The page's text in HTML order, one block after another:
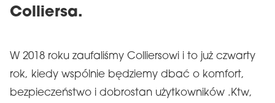
Colliersa.
W 2018 roku zaufaliśmy Colliersowi i to już czwarty
rok, kiedy wspólnie będziemy dbać o komfort,
bezpieczeństwo i dobrostan użytkowników .Ktw,